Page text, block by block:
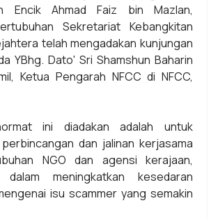
Encik Ahmad Faiz bin Mazlan,
Sekretariat Kebangkitan
telah mengadakan kunjungan
YBhg. Dato' Sri Shamshun Baharin
Ketua Pengarah NFCC di NFCC,
ini diadakan adalah untuk
dan jalinan kerjasama
NGO dan agensi kerajaan,
dalam meningkatkan kesedaran
isu scammer yang semakin